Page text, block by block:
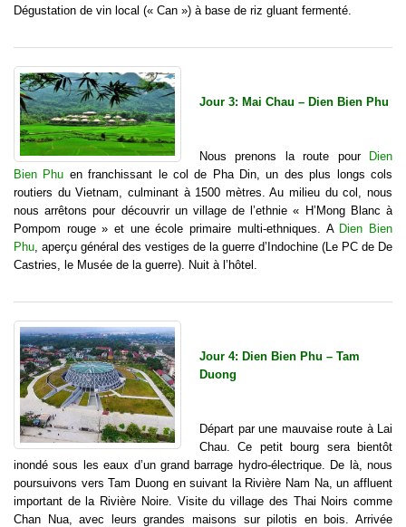
Dégustation de vin local (« Can ») à base de riz gluant fermenté.
Jour 3: Mai Chau – Dien Bien Phu
Nous prenons la route pour Dien
Bien Phu en franchissant le col de Pha Din, un des plus longs cols
routiers du Vietnam, culminant à 1500 mètres. Au milieu du col, nous
nous arrêtons pour découvrir un village de l’ethnie « H’Mong Blanc à
Pompom rouge » et une école primaire multi-ethniques. A Dien Bien
Phu , aperçu général des vestiges de la guerre d’Indochine (Le PC de De
Castries, le Musée de la guerre). Nuit à l’hôtel.
Jour 4: Dien Bien Phu – Tam
Duong
Départ par une mauvaise route à Lai
Chau. Ce petit bourg sera bientôt
inondé sous les eaux d’un grand barrage hydro-électrique. De là, nous
poursuivons vers Tam Duong en suivant la Rivière Nam Na, un affluent
important de la Rivière Noire. Visite du village des Thai Noirs comme
Chan Nua, avec leurs grandes maisons sur pilotis en bois. Arrivée